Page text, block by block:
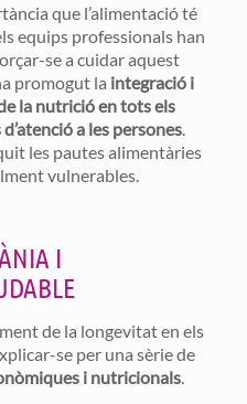
que l’alimentació té
equips professionals han
se a cuidar aquest
promogut la integració i
la nutrició en tots els
a les persones.
les pautes alimentàries
vulnerables.
I
de la longevitat en els
se per una sèrie de
i nutricionals.